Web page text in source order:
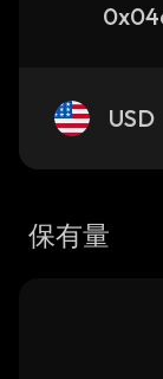
USD
保有量